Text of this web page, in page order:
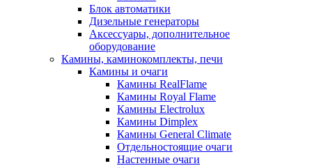
Блок автоматики
Дизельные генераторы
Аксессуары, дополнительное
оборудование
Камины, каминокомплекты, печи
Камины и очаги
Камины RealFlame
Камины Royal Flame
Камины Electrolux
Камины Dimplex
Камины General Climate
Отдельностоящие очаги
Настенные очаги